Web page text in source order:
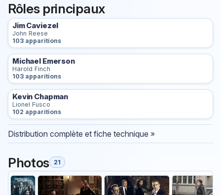
Rôles principaux
Jim Caviezel
John Reese
103 apparitions
Michael Emerson
Harold Finch
103 apparitions
Kevin Chapman
Lionel Fusco
102 apparitions
Distribution complète et fiche technique »
Photos 21